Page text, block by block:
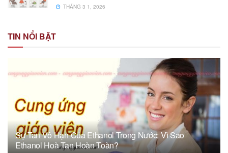
THÁNG 3 1, 2026
TIN NỔI BẬT
Sự Tan Vô Hạn Của Ethanol Trong Nước: Vì Sao
Ethanol Hoà Tan Hoàn Toàn?